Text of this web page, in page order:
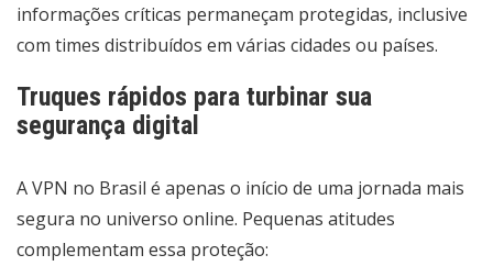
informações críticas permaneçam protegidas, inclusive
com times distribuídos em várias cidades ou países.
Truques rápidos para turbinar sua
segurança digital
A VPN no Brasil é apenas o início de uma jornada mais
segura no universo online. Pequenas atitudes
complementam essa proteção: